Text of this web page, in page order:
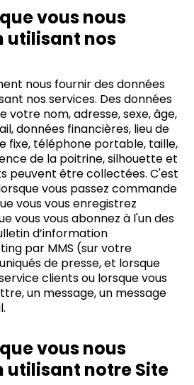
vous nous
utilisant nos
nous fournir des données
nos services. Des données
votre nom, adresse, sexe, âge,
données financières, lieu de
fixe, téléphone portable, taille,
de la poitrine, silhouette et
peuvent être collectées. C'est
vous passez commande
vous vous enregistrez
vous vous abonnez à l'un des
d’information
par MMS (sur votre
de presse, et lorsque
clients ou lorsque vous
un message, un message
vous nous
utilisant notre Site